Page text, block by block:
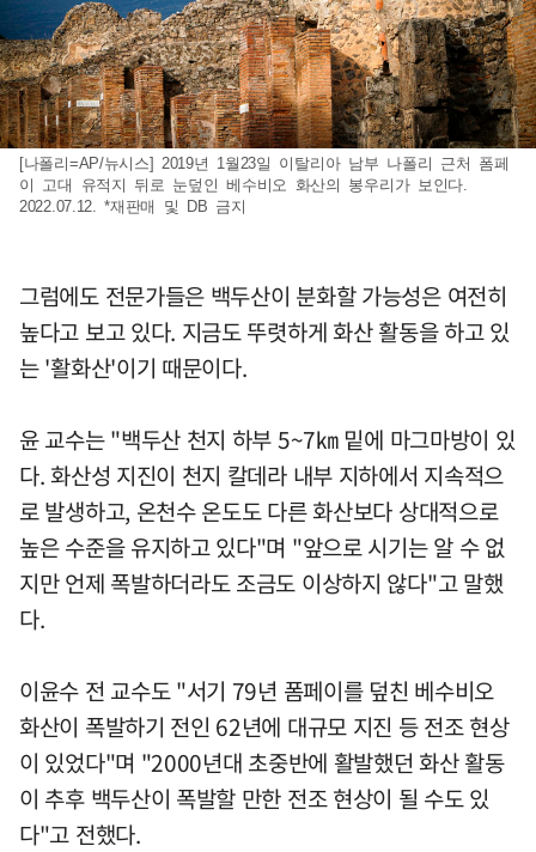
[나폴리=AP/뉴시스] 2019년 1월23일 이탈리아 남부 나폴리 근처 폼페
이 고대 유적지 뒤로 눈덮인 베수비오 화산의 봉우리가 보인다.
2022.07.12. *재판매 및 DB 금지
그럼에도 전문가들은 백두산이 분화할 가능성은 여전히
높다고 보고 있다. 지금도 뚜렷하게 화산 활동을 하고 있
는 '활화산'이기 때문이다.
윤 교수는 "백두산 천지 하부 5~7㎞ 밑에 마그마방이 있
다. 화산성 지진이 천지 칼데라 내부 지하에서 지속적으
로 발생하고, 온천수 온도도 다른 화산보다 상대적으로
높은 수준을 유지하고 있다"며 "앞으로 시기는 알 수 없
지만 언제 폭발하더라도 조금도 이상하지 않다"고 말했
다.
이윤수 전 교수도 "서기 79년 폼페이를 덮친 베수비오
화산이 폭발하기 전인 62년에 대규모 지진 등 전조 현상
이 있었다"며 "2000년대 초중반에 활발했던 화산 활동
이 추후 백두산이 폭발할 만한 전조 현상이 될 수도 있
다"고 전했다.